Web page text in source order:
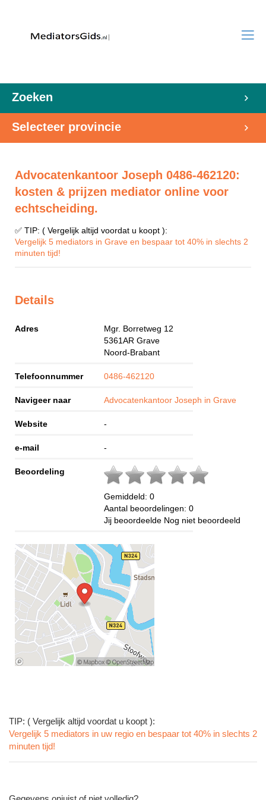
Zoeken
Selecteer provincie
Advocatenkantoor Joseph 0486-462120:
kosten & prijzen mediator online voor
echtscheiding.
✅ TIP: ( Vergelijk altijd voordat u koopt ):
Vergelijk 5 mediators in Grave en bespaar tot 40% in slechts 2
minuten tijd!
Details
Adres
Mgr. Borretweg 12
5361AR Grave
Noord-Brabant
Telefoonnummer 0486-462120
Navigeer naar Advocatenkantoor Joseph in Grave
Website -
e-mail -
Beoordeling
Gemiddeld: 0
Aantal beoordelingen: 0
Jij beoordeelde Nog niet beoordeeld
TIP: ( Vergelijk altijd voordat u koopt ):
Vergelijk 5 mediators in uw regio en bespaar tot 40% in slechts 2
minuten tijd!